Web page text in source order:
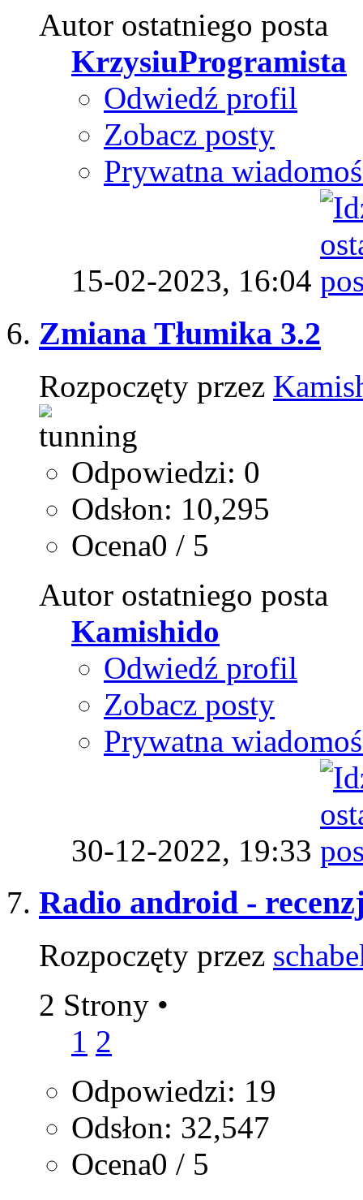
Autor ostatniego posta
KrzysiuProgramista
Odwiedź profil
Zobacz posty
Prywatna
15-02-2023, 16:04
Zmiana Tłumika 3.2
Rozpoczęty przez
Odpowiedzi: 0
Odsłon: 10,295
Ocena0 / 5
Autor ostatniego posta
Kamishido
Odwiedź profil
Zobacz posty
Prywatna
30-12-2022, 19:33
Radio android -
Rozpoczęty przez
2 Strony •
1 2
Odpowiedzi: 19
Odsłon: 32,547
Ocena0 / 5